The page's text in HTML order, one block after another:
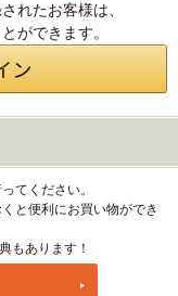
れたお客様は、
ができます。
てください。
と便利にお買い物ができ
もあります！